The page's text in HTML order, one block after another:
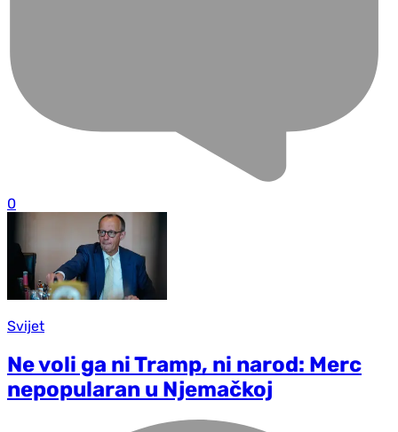
0
Svijet
Ne voli ga ni Tramp, ni narod: Merc
nepopularan u Njemačkoj